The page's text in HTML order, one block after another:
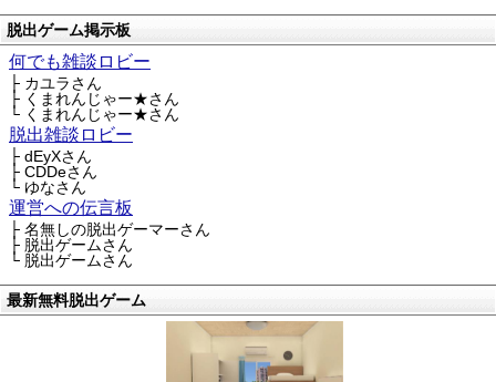
脱出ゲーム掲示板
何でも雑談ロビー
├ カユラさん
├ くまれんじゃー★さん
└ くまれんじゃー★さん
脱出雑談ロビー
├ dEyXさん
├ CDDeさん
└ ゆなさん
運営への伝言板
├ 名無しの脱出ゲーマーさん
├ 脱出ゲームさん
└ 脱出ゲームさん
最新無料脱出ゲーム